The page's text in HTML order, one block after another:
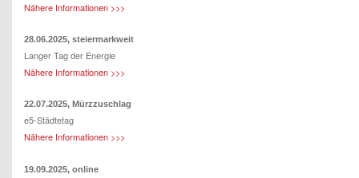
Nähere Informationen >>>
28.06.2025, steiermarkweit
Langer Tag der Energie
Nähere Informationen >>>
22.07.2025, Mürzzuschlag
e5-Städtetag
Nähere Informationen >>>
19.09.2025, online